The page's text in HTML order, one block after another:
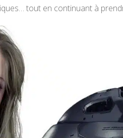
tout en continuant à